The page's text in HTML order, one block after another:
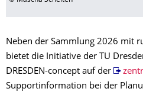
Neben der Sammlung 2026 mit
bietet die Initiative der TU
DRESDEN-concept auf der
Supportinformation bei der